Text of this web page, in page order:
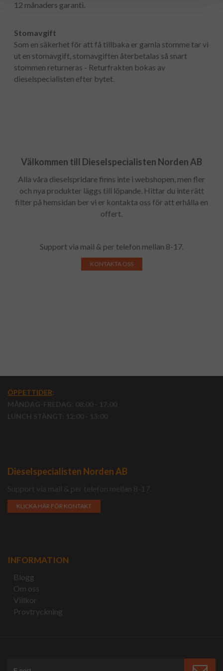
12 månaders garanti.
Stomavgift
Som en säkerhet för att få tillbaka er gamla stomme tar vi
ut en stomavgift, stomavgiften återbetalas så snart
stommen returneras - Returfrakten bokas av
dieselspecialisten efter bytet.
Välkommen till Dieselspecialisten Norden AB
Alla våra dieselspridare finns inte i webshopen, men fler
och nya produkter läggs till löpande. Hittar du inte rätt
filter på hemsidan ber vi er kontakta oss för att erhålla en
offert.
Support via mail & per telefon mellan 8-17.
KONTAKTA OSS
ÖPPETTIDER:
MÅNDAG-FREDAG: 08:00 - 17:00
LUNCH STÄNGT: 12:00 - 13:00
Dieselspecialisten Norden AB
Support via mail & per telefon mellan 8-17.
KLICKA HÄR FÖR KONTAKT
INFORMATION
Blogg
Om oss
Villkor
Provtryckning